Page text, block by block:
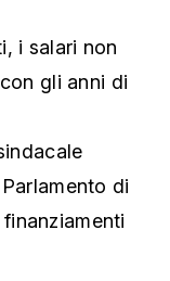
i salari non
gli anni di
di